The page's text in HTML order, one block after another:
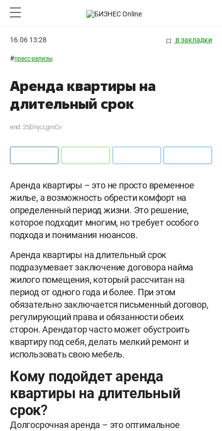
16.06 13:28 в закладки
#пресс-релизы
Аренда квартиры на
длительный срок
erid: 2SDnjcLgmCv
Аренда квартиры – это не просто временное
жилье, а возможность обрести комфорт на
определенный период жизни. Это решение,
которое подходит многим, но требует особого
подхода и понимания нюансов.
Аренда квартиры на длительный срок
подразумевает заключение договора найма
жилого помещения, который рассчитан на
период от одного года и более. При этом
обязательно заключается письменный договор,
регулирующий права и обязанности обеих
сторон. Арендатор часто может обустроить
квартиру под себя, делать мелкий ремонт и
использовать свою мебель.
Кому подойдет аренда
квартиры на длительный
срок?
Долгосрочная аренда – это оптимальное